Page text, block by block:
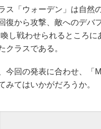
ス「ウォーデン」は自然
復から攻撃、敵へのデバ
喚し戦わせられるところ
クラスである。
今回の発表に合わせ、「
みてはいかがだろうか。